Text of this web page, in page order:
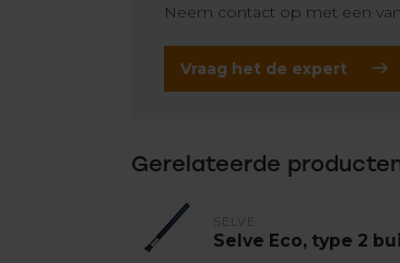
Neem contact op met een
Vraag het de expert
Gerelateerde
SELVE
Selve Eco, type 2